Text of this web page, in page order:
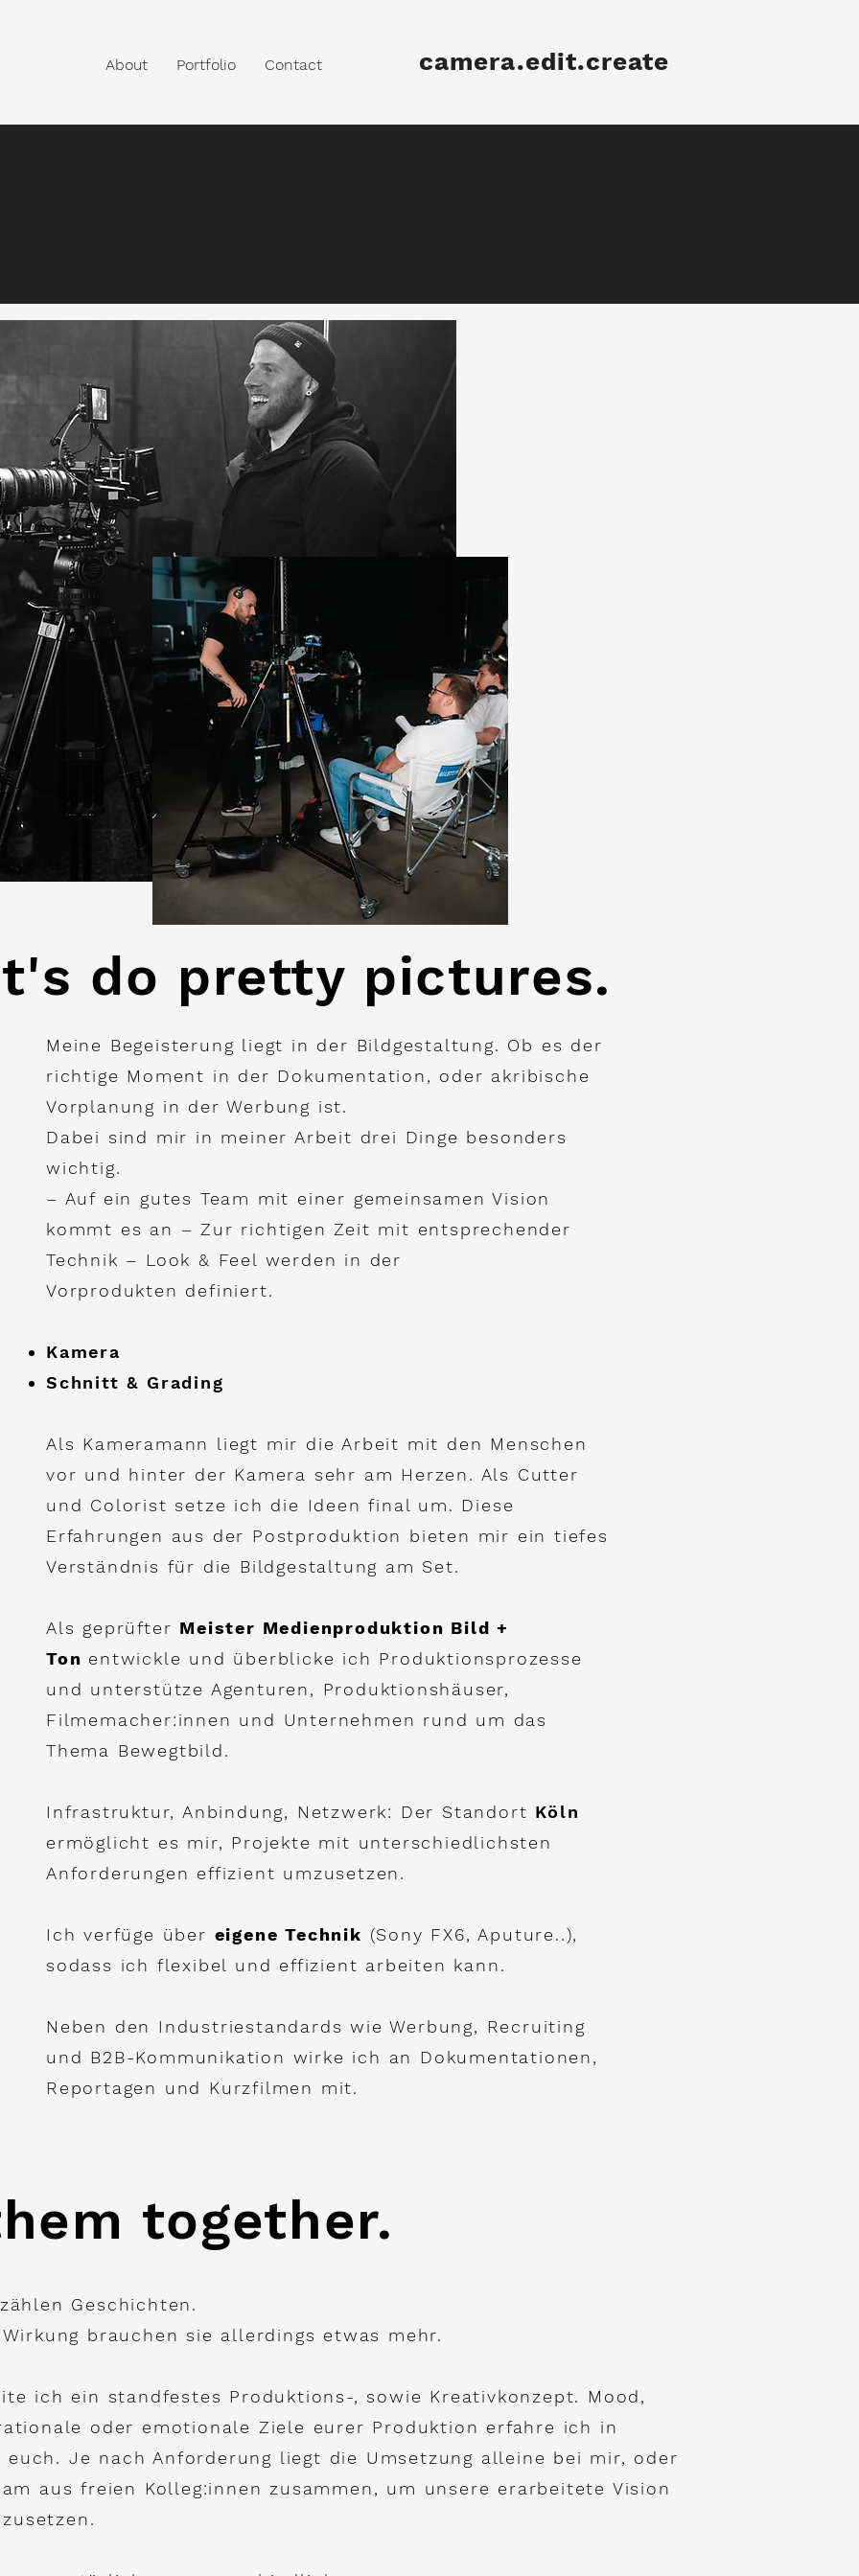
About Portfolio Contact camera.edit.create
do pretty pictures.
Meine Begeisterung liegt in der Bildgestaltung. Ob es der
richtige Moment in der Dokumentation, oder akribische
Vorplanung in der Werbung ist.
Dabei sind mir in meiner Arbeit drei Dinge besonders
wichtig.
– Auf ein gutes Team mit einer gemeinsamen Vision
kommt es an – Zur richtigen Zeit mit entsprechender
Technik – Look & Feel werden in der
Vorprodukten definiert.
Kamera
Schnitt & Grading
Als Kameramann liegt mir die Arbeit mit den Menschen
vor und hinter der Kamera sehr am Herzen. Als Cutter
und Colorist setze ich die Ideen final um. Diese
Erfahrungen aus der Postproduktion bieten mir ein tiefes
Verständnis für die Bildgestaltung am Set.
Als geprüfter Meister Medienproduktion Bild +
Ton entwickle und überblicke ich Produktionsprozesse
und unterstütze Agenturen, Produktionshäuser,
Filmemacher:innen und Unternehmen rund um das
Thema Bewegtbild.
Infrastruktur, Anbindung, Netzwerk: Der Standort Köln
ermöglicht es mir, Projekte mit unterschiedlichsten
Anforderungen effizient umzusetzen.
Ich verfüge über eigene Technik (Sony FX6, Aputure..),
sodass ich flexibel und effizient arbeiten kann.
Neben den Industriestandards wie Werbung, Recruiting
und B2B-Kommunikation wirke ich an Dokumentationen,
Reportagen und Kurzfilmen mit.
together.
Geschichten.
brauchen sie allerdings etwas mehr.
ich ein standfestes Produktions-, sowie Kreativkonzept. Mood,
oder emotionale Ziele eurer Produktion erfahre ich in
euch. Je nach Anforderung liegt die Umsetzung alleine bei mir, oder
aus freien Kolleg:innen zusammen, um unsere erarbeitete Vision